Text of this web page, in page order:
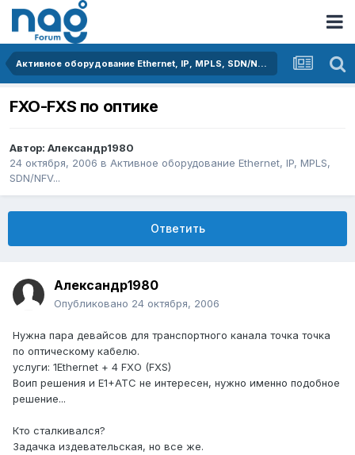
Активное оборудование Ethernet, IP, MPLS, SDN/NFV...
FXO-FXS по оптике
Автор: Александр1980
24 октября, 2006 в Активное оборудование Ethernet, IP, MPLS,
SDN/NFV...
Ответить
Александр1980
Опубликовано 24 октября, 2006
Нужна пара девайсов для транспортного канала точка точка
по оптическому кабелю.
услуги: 1Ethernet + 4 FXO (FXS)
Воип решения и Е1+АТС не интересен, нужно именно подобное
решение...
Кто сталкивался?
Задачка издевательская, но все же.